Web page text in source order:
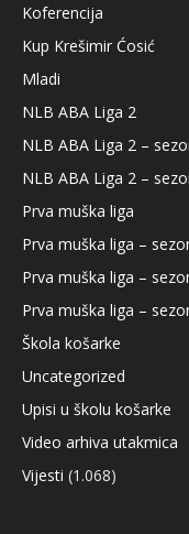
Koferencija
Kup Krešimir Ćosić
Mladi
NLB ABA Liga 2
NLB ABA Liga 2 –
NLB ABA Liga 2 –
Prva muška liga
Prva muška liga –
Prva muška liga –
Prva muška liga –
Škola košarke
Uncategorized
Upisi u školu košarke
Video arhiva utakmica
Vijesti (1.068)